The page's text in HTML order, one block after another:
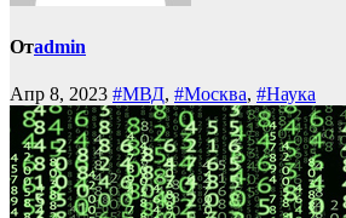
Отadmin
Апр 8, 2023 #МВД, #Москва, #Наука